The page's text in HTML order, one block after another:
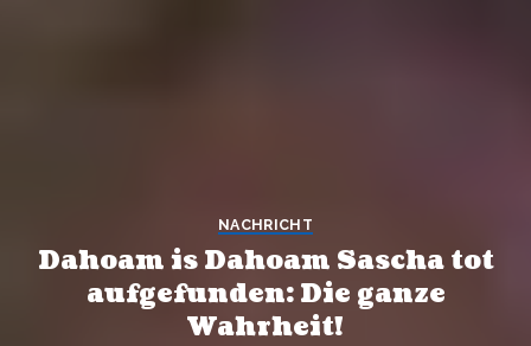
NACHRICHT
Dahoam is Dahoam Sascha tot
aufgefunden: Die ganze
Wahrheit!